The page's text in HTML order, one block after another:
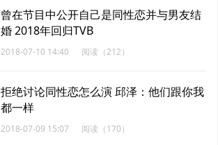
曾在节目中公开自己是同性恋并与男友结
婚 2018年回归TVB
2018-07-10 14:40 阅读（212）
拒绝讨论同性恋怎么演 邱泽：他们跟你我
都一样
2018-07-09 15:07 阅读（170）